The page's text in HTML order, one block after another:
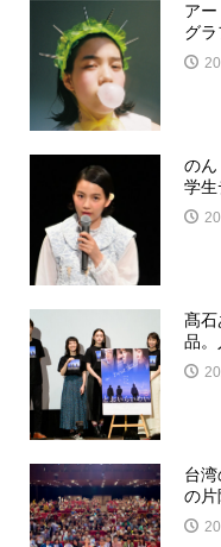
ア
グラ
のん
学生
髙石
品。
台
の片